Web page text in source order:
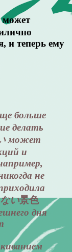
может
и теперь ему
больше
делать
может
и
не
い景色
дня